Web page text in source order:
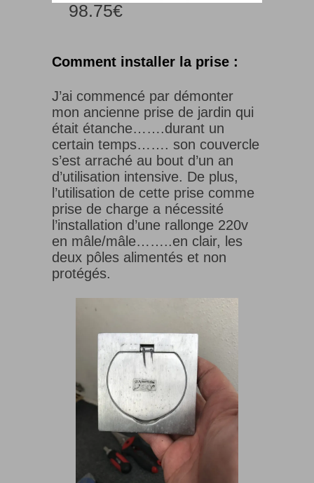
98.75€
Comment installer la prise :
J’ai commencé par démonter
mon ancienne prise de jardin qui
était étanche…….durant un
certain temps……. son couvercle
s’est arraché au bout d’un an
d’utilisation intensive. De plus,
l’utilisation de cette prise comme
prise de charge a nécessité
l’installation d’une rallonge 220v
en mâle/mâle……..en clair, les
deux pôles alimentés et non
protégés.